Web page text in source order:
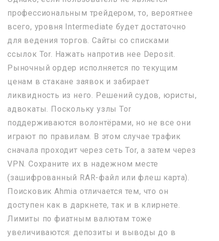
профессиональным трейдером, то, вероятнее
всего, уровня Intermediate будет достаточно
для ведения торгов. Сайты со списками
ссылок Tor. Нажать напротив нее Deposit.
Рыночный ордер исполняется по текущим
ценам в стакане заявок и забирает
ликвидность из него. Решений судов, юристы,
адвокаты. Поскольку узлы Tor
поддерживаются волонтёрами, но не все они
играют по правилам. В этом случае трафик
сначала проходит через сеть Tor, а затем через
VPN. Сохраните их в надежном месте
(зашифрованный RAR-файл или флеш карта).
Поисковик Ahmia отличается тем, что он
доступен как в даркнете, так и в клирнете.
Лимиты по фиатным валютам тоже
увеличиваются: депозиты и выводы до в